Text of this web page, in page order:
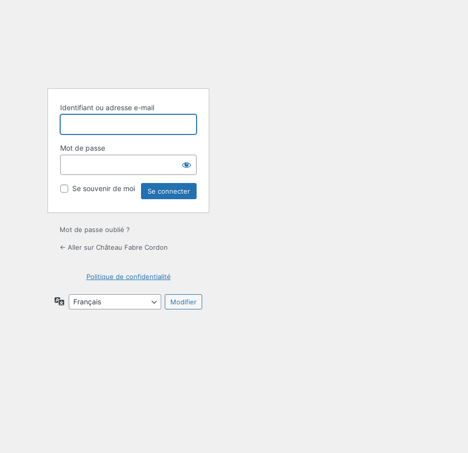
Identifiant ou adresse e-mail
Mot de passe
Se souvenir de moi
Mot de passe oublié ?
← Aller sur Château Fabre Cordon
Politique de confidentialité
Langue